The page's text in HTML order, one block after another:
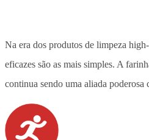
Na era dos produtos de limpeza
eficazes são as mais simples. A
continua sendo uma aliada poderosa